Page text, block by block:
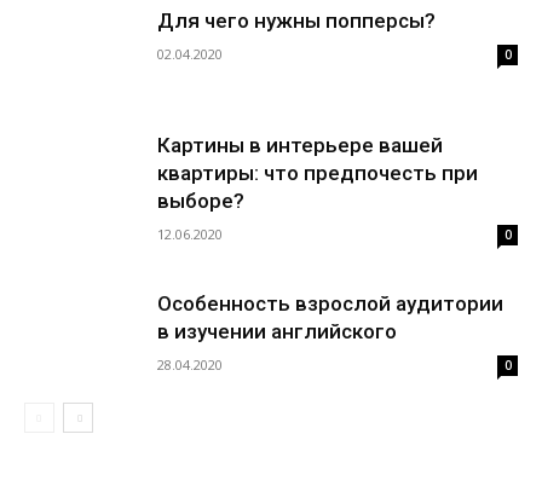
Для чего нужны попперсы?
02.04.2020 0
Картины в интерьере вашей
квартиры: что предпочесть при
выборе?
12.06.2020 0
Особенность взрослой аудитории
в изучении английского
28.04.2020 0